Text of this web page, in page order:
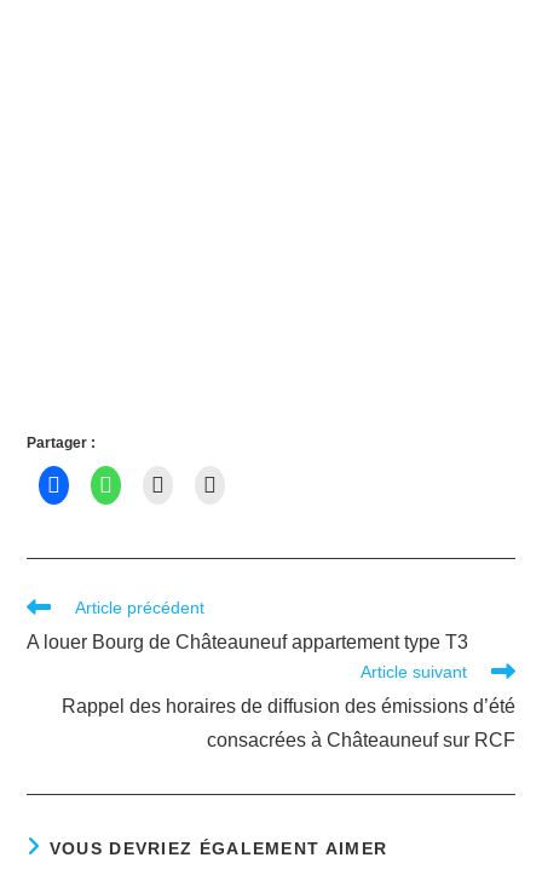
Partager :
Article précédent
A louer Bourg de Châteauneuf appartement type T3
Article suivant
Rappel des horaires de diffusion des émissions d’été
consacrées à Châteauneuf sur RCF
VOUS DEVRIEZ ÉGALEMENT AIMER